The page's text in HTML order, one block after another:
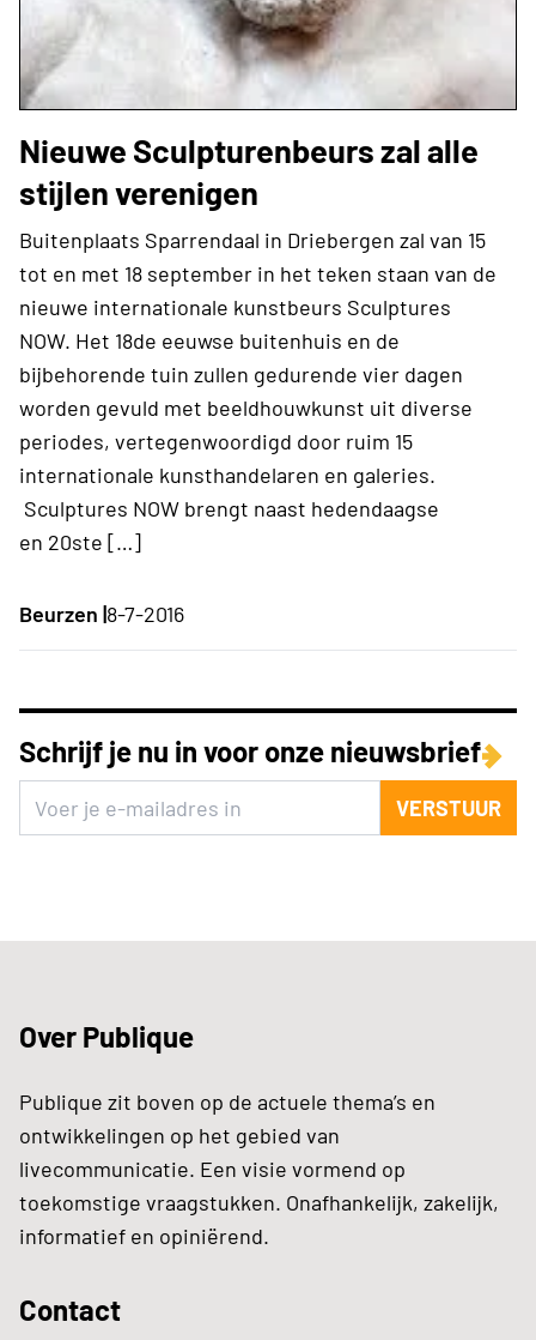
Nieuwe Sculpturenbeurs zal alle
stijlen verenigen
Buitenplaats Sparrendaal in Driebergen zal van 15
tot en met 18 september in het teken staan van de
nieuwe internationale kunstbeurs Sculptures
NOW. Het 18de eeuwse buitenhuis en de
bijbehorende tuin zullen gedurende vier dagen
worden gevuld met beeldhouwkunst uit diverse
periodes, vertegenwoordigd door ruim 15
internationale kunsthandelaren en galeries.
Sculptures NOW brengt naast hedendaagse
en 20ste […]
Beurzen |8-7-2016
Schrijf je nu in voor onze nieuwsbrief
VERSTUUR
Over Publique
Publique zit boven op de actuele thema’s en
ontwikkelingen op het gebied van
livecommunicatie. Een visie vormend op
toekomstige vraagstukken. Onafhankelijk, zakelijk,
informatief en opiniërend.
Contact